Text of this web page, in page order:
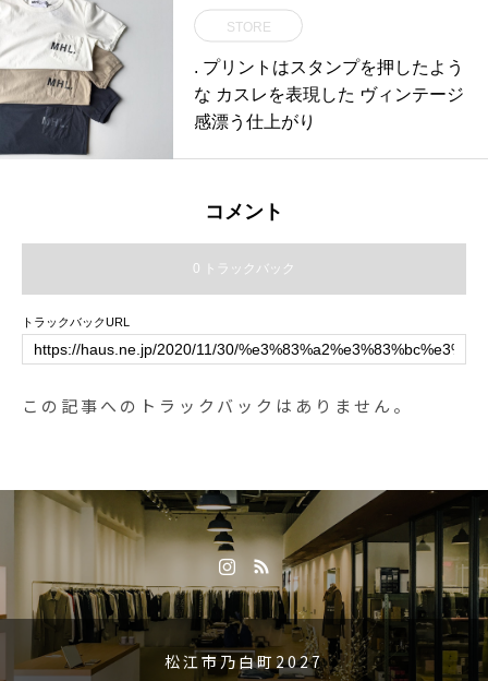
STORE
. プリントはスタンプを押したよう
な カスレを表現した ヴィンテージ
感漂う仕上がり
コメント
0 トラックバック
トラックバックURL
この記事へのトラックバックはありません。
松江市乃白町2027